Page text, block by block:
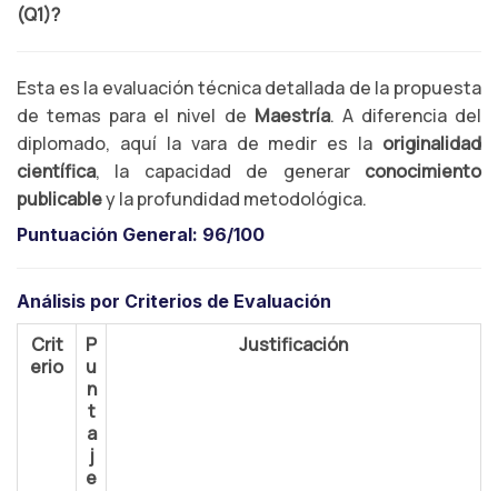
(Q1)?
Esta es la evaluación técnica detallada de la propuesta
de temas para el nivel de Maestría. A diferencia del
diplomado, aquí la vara de medir es la originalidad
científica, la capacidad de generar conocimiento
publicabley la profundidad metodológica.
Puntuación General: 96/100
Análisis por Criterios de Evaluación
Crit
erio
P
u
n
t
a
j
e
Justificación